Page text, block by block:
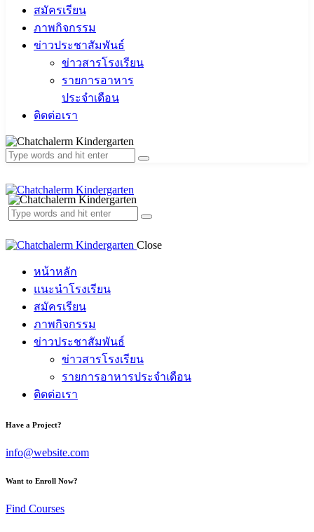
สมัครเรียน
ภาพกิจกรรม
ข่าวประชาสัมพันธ์
ข่าวสารโรงเรียน
รายการอาหาร
ประจำเดือน
ติดต่อเรา
Close
หน้าหลัก
แนะนำโรงเรียน
สมัครเรียน
ภาพกิจกรรม
ข่าวประชาสัมพันธ์
ข่าวสารโรงเรียน
รายการอาหารประจำเดือน
ติดต่อเรา
Have a Project?
info@website.com
Want to Enroll Now?
Find Courses